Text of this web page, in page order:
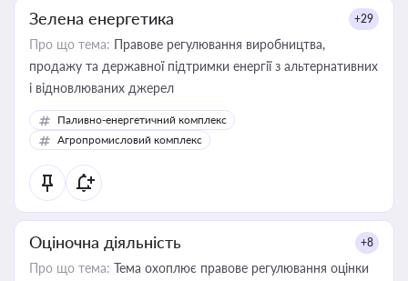
Зелена енергетика +29
Про що тема: Правове регулювання виробництва,
продажу та державної підтримки енергії з альтернативних
і відновлюваних джерел
Паливно-енергетичний комплекс
Агропромисловий комплекс
Оціночна діяльність +8
Про що тема: Тема охоплює правове регулювання оцінки